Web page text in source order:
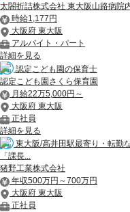
太閤折詰株式会社 東大阪山路病院
時給1,177円
大阪府 東大阪
アルバイト・パート
詳細を見る
認定こども園の保育士
認定こども園さくら保育園
月給22万5,000円～
大阪府 東大阪
正社員
詳細を見る
東大阪/高井田駅最寄り・転勤
「課長...
猪野工業株式会社
年収500万円～700万円
大阪府 東大阪
正社員